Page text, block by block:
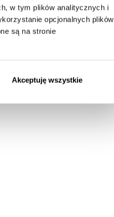
w tym plików analitycznych i
opcjonalnych plików
są na stronie
Akceptuję wszystkie